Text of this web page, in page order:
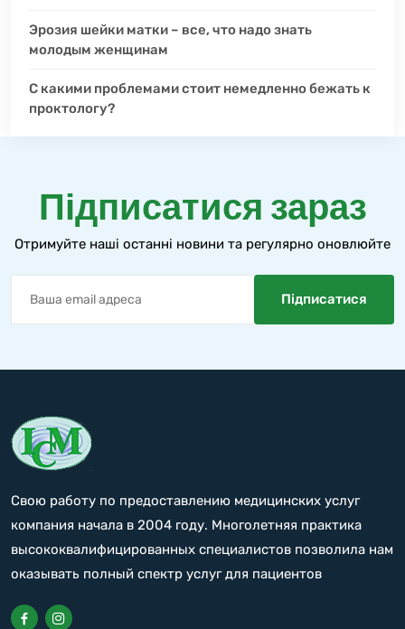
Эрозия шейки матки – все, что надо знать
молодым женщинам
С какими проблемами стоит немедленно бежать к
проктологу?
Підписатися зараз
Отримуйте наші останні новини та регулярно оновлюйте
Свою работу по предоставлению медицинских услуг
компания начала в 2004 году. Многолетняя практика
высококвалифицированных специалистов позволила нам
оказывать полный спектр услуг для пациентов